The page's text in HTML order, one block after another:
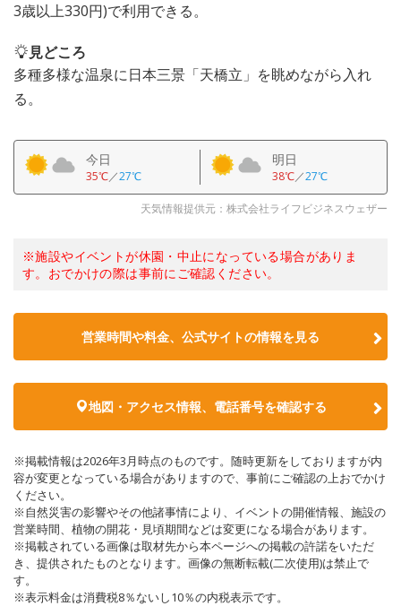
3歳以上330円)で利用できる。
見どころ
多種多様な温泉に日本三景「天橋立」を眺めながら入れ
る。
今日
35℃／27℃
明日
38℃／27℃
天気情報提供元：株式会社ライフビジネスウェザー
※施設やイベントが休園・中止になっている場合がありま
す。おでかけの際は事前にご確認ください。
営業時間や料金、公式サイトの情報を見る
地図・アクセス情報、電話番号を確認する
※掲載情報は2026年3月時点のものです。随時更新をしておりますが内
容が変更となっている場合がありますので、事前にご確認の上おでかけ
ください。
※自然災害の影響やその他諸事情により、イベントの開催情報、施設の
営業時間、植物の開花・見頃期間などは変更になる場合があります。
※掲載されている画像は取材先から本ページへの掲載の許諾をいただ
き、提供されたものとなります。画像の無断転載(二次使用)は禁止で
す。
※表示料金は消費税8％ないし10％の内税表示です。